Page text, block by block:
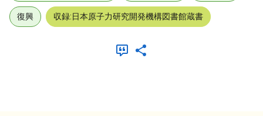
復興 収録:日本原子力研究開発機構図書館蔵書